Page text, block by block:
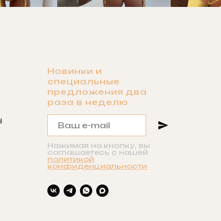
Новинки и
специальные
предложения два
раза в неделю
Нажимая на кнопку, вы
соглашаетесь с нашей
политикой
конфиденциальности